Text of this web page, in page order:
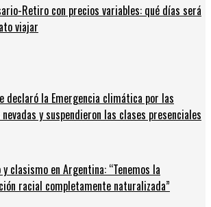
Retiro con precios variables: qué días será
viajar
declaró la Emergencia climática por las
y suspendieron las clases presenciales
clasismo en Argentina: “Tenemos la
racial completamente naturalizada”